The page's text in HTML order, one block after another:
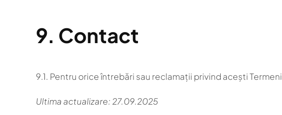
9. Contact
9.1. Pentru orice întrebări sau reclamații privind acești
Ultima actualizare: 27.09.2025